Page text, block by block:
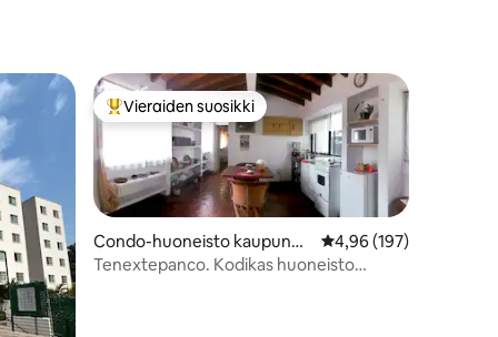
Vieraiden suosikkien parhaimmistoa
Vieraiden suosikki
Condo-huoneisto kaupungis
sa Tepoztlán
Keskimääräinen arvio
4,96 (197)
Tenextepanco. Kodikas huoneisto